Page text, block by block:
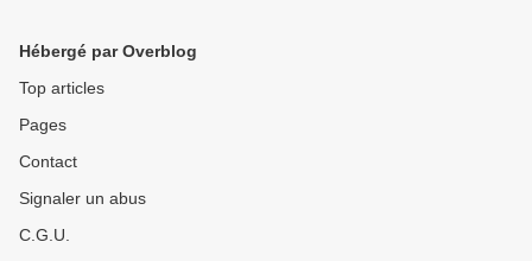
Hébergé par Overblog
Top articles
Pages
Contact
Signaler un abus
C.G.U.